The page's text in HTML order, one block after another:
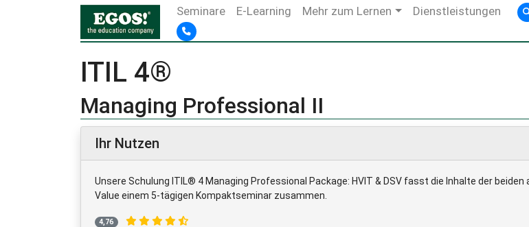
Seminare E-Learning Mehr zum Lernen Dienstleistungen
ITIL 4®
Managing Professional II
Ihr Nutzen
Unsere Schulung ITIL® 4 Managing Professional Package: HVIT & DSV fasst die Inhalte der
Value einem 5-tägigen Kompaktseminar zusammen.
4,76